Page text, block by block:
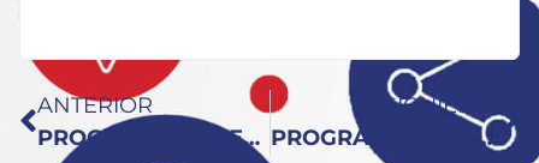
ANTERIOR
PROGRAMA 70 KEY TO ENGLISH: Sorpresa!!
SIGUIENTE
PROGRAMA 72 KEY TO ENGLISH: Primera Keynote Con Patrick